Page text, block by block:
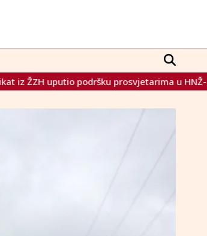
prosvjetarima u HNŽ-u Vlada HNŽ-a: